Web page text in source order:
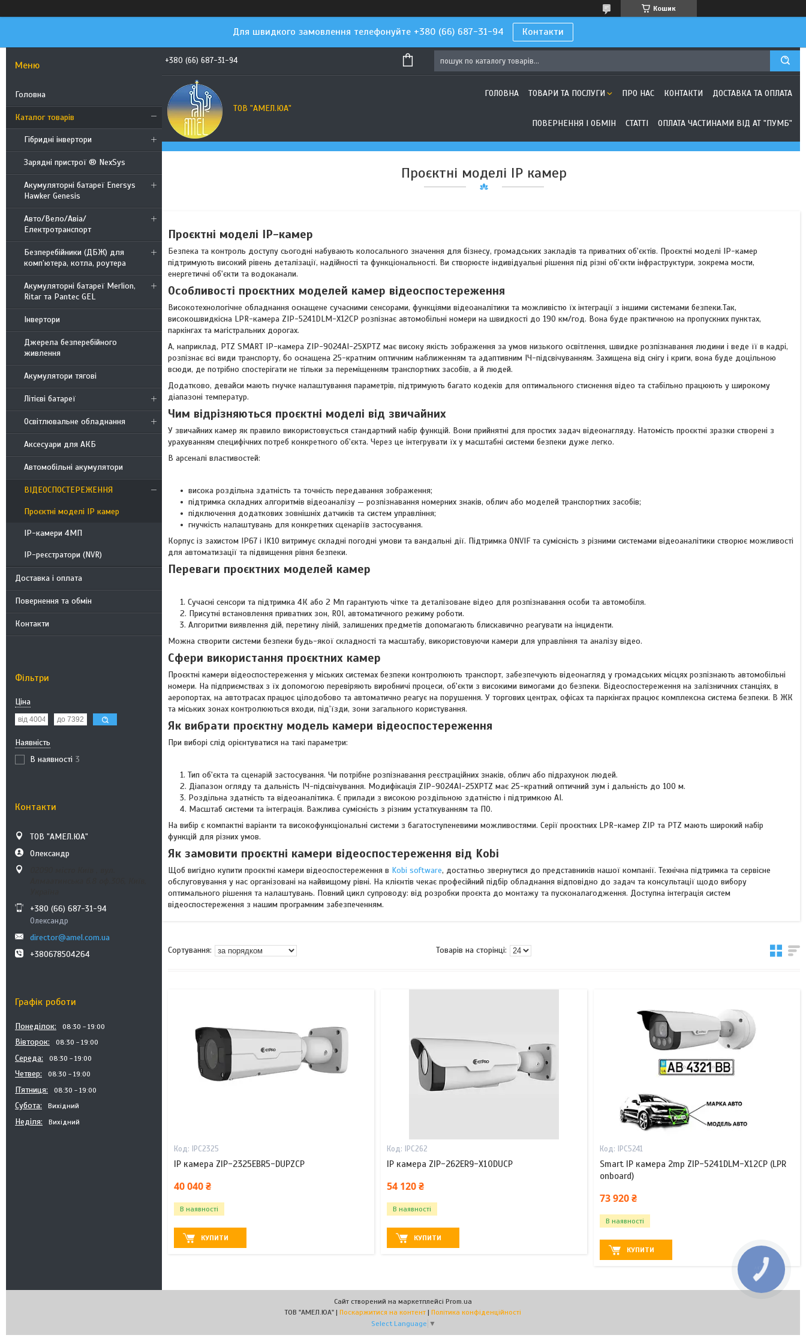
Кошик
Для швидкого замовлення телефонуйте +380 (66) 687-31-94 Контакти
Головна
Каталог товарів
Гібридні інвертори
Зарядні пристрої ® NexSys
Акумуляторні батареї Enersys
Hawker Genesis
Авто/Вело/Авіа/
Електротранспорт
Безперебійники (ДБЖ) для
комп’ютера, котла, роутера
Акумуляторні батареї Merlion,
Ritar та Pantec GEL
Інвертори
Джерела безперебійного
живлення
Акумулятори тягові
Літієві батареї
Освітлювальне обладнання
Аксесуари для АКБ
Автомобільні акумулятори
ВІДЕОСПОСТЕРЕЖЕННЯ
Проєктні моделі IP камер
IP-камери 4МП
IP-реєстратори (NVR)
Доставка і оплата
Повернення та обмін
Контакти
Фільтри
Ціна
Наявність
В наявності 3
Контакти
ТОВ "АМЕЛ.ЮА"
Олександр
+380 (66) 687-31-94
Олександр
director@amel.com.ua
+380678504264
Графік роботи
Понеділок 08:30 19:00
Вівторок 08:30 19:00
Середа 08:30 19:00
Четвер 08:30 19:00
Пʼятниця 08:30 19:00
Субота Вихідний
Неділя Вихідний
+380 (66) 687-31-94
ТОВ "АМЕЛ.ЮА"
ГОЛОВНА ТОВАРИ ТА ПОСЛУГИ ПРО НАС КОНТАКТИ ДОСТАВКА ТА ОПЛАТА
ПОВЕРНЕННЯ І ОБМІН СТАТТІ ОПЛАТА ЧАСТИНАМИ ВІД АТ "ПУМБ"
Проєктні моделі IP камер
Проєктні моделі IP-камер
Безпека та контроль доступу сьогодні набувають колосального значення для бізнесу, громадських закладів та приватних об'єктів. Проєктні моделі IP-камер
підтримують високий рівень деталізації, надійності та функціональності. Ви створюєте індивідуальні рішення під різні об'єкти інфраструктури, зокрема мости,
енергетичні об'єкти та водоканали.
Особливості проєктних моделей камер відеоспостереження
Високотехнологічне обладнання оснащене сучасними сенсорами, функціями відеоаналітики та можливістю їх інтеграції з іншими системами безпеки.Так,
високошвидкісна LPR-камера ZIP-5241DLM-X12CP розпізнає автомобільні номери на швидкості до 190 км/год. Вона буде практичною на пропускних пунктах,
паркінгах та магістральних дорогах.
А, наприклад, PTZ SMART IP-камера ZIP-9024AI-25XPTZ має високу якість зображення за умов низького освітлення, швидке розпізнавання людини і веде її в кадрі,
розпізнає всі види транспорту, бо оснащена 25-кратним оптичним наближенням та адаптивним ІЧ-підсвічуванням. Захищена від снігу і криги, вона буде доцільною
всюди, де потрібно спостерігати не тільки за переміщенням транспортних засобів, а й людей.
Додатково, девайси мають гнучке налаштування параметрів, підтримують багато кодеків для оптимального стиснення відео та стабільно працюють у широкому
діапазоні температур.
Чим відрізняються проєктні моделі від звичайних
У звичайних камер як правило використовується стандартний набір функцій. Вони прийнятні для простих задач відеонагляду. Натомість проєктні зразки створені з
урахуванням специфічних потреб конкретного об'єкта. Через це інтегрувати їх у масштабні системи безпеки дуже легко.
В арсеналі властивостей:
висока роздільна здатність та точність передавання зображення;
підтримка складних алгоритмів відеоаналізу — розпізнавання номерних знаків, облич або моделей транспортних засобів;
підключення додаткових зовнішніх датчиків та систем управління;
гнучкість налаштувань для конкретних сценаріїв застосування.
Корпус із захистом IP67 і IK10 витримує складні погодні умови та вандальні дії. Підтримка ONVIF та сумісність з різними системами відеоаналітики створює можливості
для автоматизації та підвищення рівня безпеки.
Переваги проєктних моделей камер
Сучасні сенсори та підтримка 4К або 2 Мп гарантують чітке та деталізоване відео для розпізнавання особи та автомобіля.
Присутні встановлення приватних зон, ROI, автоматичного режиму роботи.
Алгоритми виявлення дій, перетину ліній, залишених предметів допомагають блискавично реагувати на інциденти.
Можна створити системи безпеки будь-якої складності та масштабу, використовуючи камери для управління та аналізу відео.
Сфери використання проєктних камер
Проєктні камери відеоспостереження у міських системах безпеки контролюють транспорт, забезпечують відеонагляд у громадських місцях розпізнають автомобільні
номери. На підприємствах з їх допомогою перевіряють виробничі процеси, об'єкти з високими вимогами до безпеки. Відеоспостереження на залізничних станціях, в
аеропортах, на автотрасах працює цілодобово та автоматично реагує на порушення. У торгових центрах, офісах та паркінгах працює комплексна система безпеки. В ЖК
та міських зонах контролюються входи, під'їзди, зони загального користування.
Як вибрати проєктну модель камери відеоспостереження
При виборі слід орієнтуватися на такі параметри:
Тип об'єкта та сценарій застосування. Чи потрібне розпізнавання реєстраційних знаків, облич або підрахунок людей.
Діапазон огляду та дальність ІЧ-підсвічування. Модифікація ZIP-9024AI-25XPTZ має 25-кратний оптичний зум і дальність до 100 м.
Роздільна здатність та відеоаналітика. Є прилади з високою роздільною здатністю і підтримкою AI.
Масштаб системи та інтеграція. Важлива сумісність з різним устаткуванням та ПО.
На вибір є компактні варіанти та високофункціональні системи з багатоступеневими можливостями. Серії проєктних LPR-камер ZIP та PTZ мають широкий набір
функцій для різних умов.
Як замовити проєктні камери відеоспостереження від Kobi
Щоб вигідно купити проєктні камери відеоспостереження в Kobi software, достатньо звернутися до представників нашої компанії. Технічна підтримка та сервісне
обслуговування у нас організовані на найвищому рівні. На клієнтів чекає професійний підбір обладнання відповідно до задач та консультації щодо вибору
оптимального рішення та налаштувань. Повний цикл супроводу: від розробки проєкта до монтажу та пусконалагодження. Доступна інтеграція систем
відеоспостереження з нашим програмним забезпеченням.
IPC2325
ІР камера ZIP-2325EBR5-DUPZCP
40 040 ₴
В наявності
КУПИТИ
IPC262
IP камера ZIP-262ER9-X10DUCP
54 120 ₴
В наявності
КУПИТИ
IPC5241
Smart IP камера 2mp ZIP-5241DLM-X12CP (LPR
onboard)
73 920 ₴
В наявності
КУПИТИ
Сайт створений на маркетплейсі Prom.ua
ТОВ "АМЕЛ.ЮА" | Поскаржитися на контент | Політика конфіденційності
Select Language ▼
КНОПКА
ЗВ'ЯЗКУ